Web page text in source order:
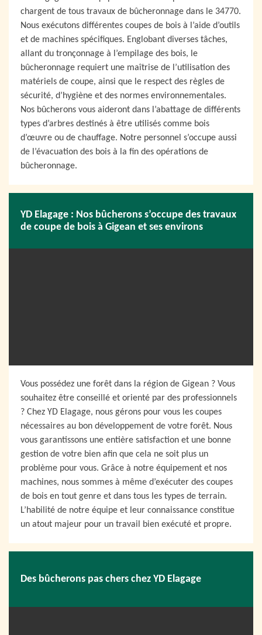
chargent de tous travaux de bûcheronnage dans le 34770.
Nous exécutons différentes coupes de bois à l’aide d’outils
et de machines spécifiques. Englobant diverses tâches,
allant du tronçonnage à l’empilage des bois, le
bûcheronnage requiert une maîtrise de l’utilisation des
matériels de coupe, ainsi que le respect des règles de
sécurité, d’hygiène et des normes environnementales.
Nos bûcherons vous aideront dans l’abattage de différents
types d’arbres destinés à être utilisés comme bois
d’œuvre ou de chauffage. Notre personnel s’occupe aussi
de l’évacuation des bois à la fin des opérations de
bûcheronnage.
YD Elagage : Nos bûcherons s’occupe des travaux
de coupe de bois à Gigean et ses environs
Vous possédez une forêt dans la région de Gigean ? Vous
souhaitez être conseillé et orienté par des professionnels
? Chez YD Elagage, nous gérons pour vous les coupes
nécessaires au bon développement de votre forêt. Nous
vous garantissons une entière satisfaction et une bonne
gestion de votre bien afin que cela ne soit plus un
problème pour vous. Grâce à notre équipement et nos
machines, nous sommes à même d’exécuter des coupes
de bois en tout genre et dans tous les types de terrain.
L’habilité de notre équipe et leur connaissance constitue
un atout majeur pour un travail bien exécuté et propre.
Des bûcherons pas chers chez YD Elagage